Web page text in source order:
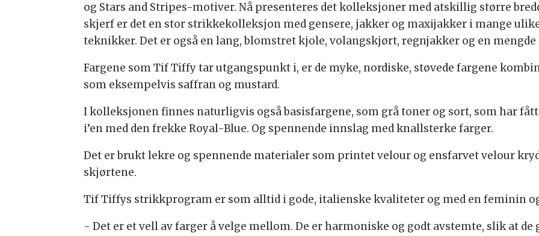
og Stars and Stripes-motiver. Nå presenteres det kolleksjoner med atskillig større
skjerf er det en stor strikkekolleksjon med gensere, jakker og maxijakker i mange
teknikker. Det er også en lang, blomstret kjole, volangskjørt, regnjakker og en
Fargene som Tif Tiffy tar utgangspunkt i, er de myke, nordiske, støvede fargene
som eksempelvis saffran og mustard.
I kolleksjonen finnes naturligvis også basisfargene, som grå toner og sort, som har
i’en med den frekke Royal-Blue. Og spennende innslag med knallsterke farger.
Det er brukt lekre og spennende materialer som printet velour og ensfarvet velour
skjørtene.
Tif Tiffys strikkprogram er som alltid i gode, italienske kvaliteter og med en feminin
- Det er et vell av farger å velge mellom. De er harmoniske og godt avstemte, slik at